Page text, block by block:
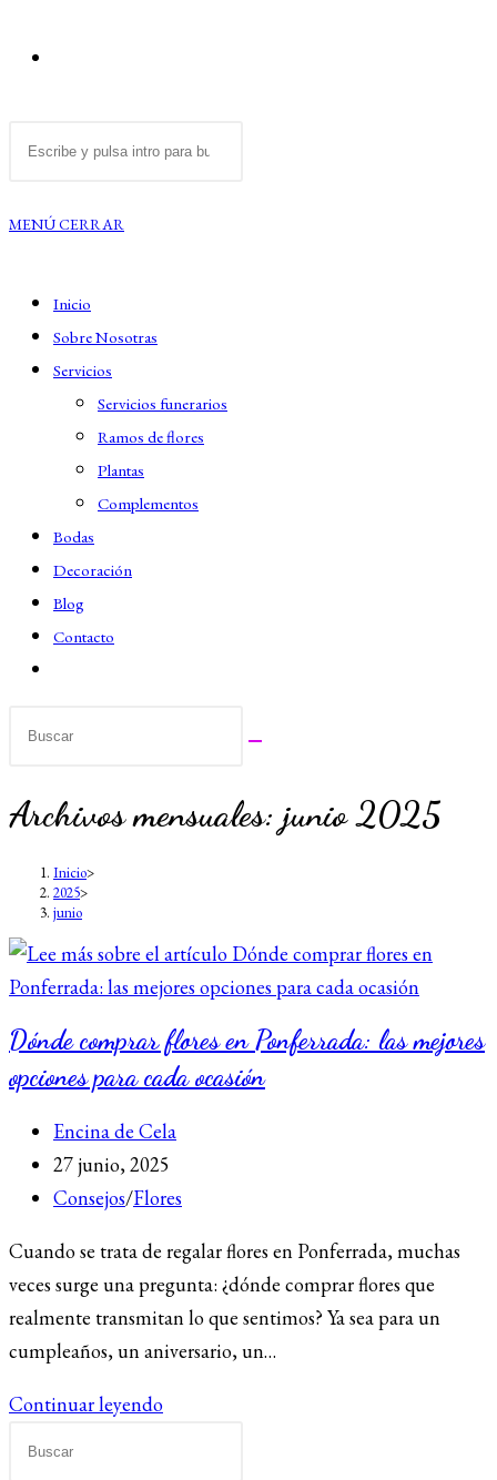
BÚSQUEDA
DE
LA
WEB
web
MENÚCERRAR
Inicio
Sobre Nosotras
Servicios
Servicios funerarios
Ramos de flores
Plantas
Complementos
Bodas
Decoración
Blog
Contacto
Archivos mensuales: junio 2025
Inicio>
2025>
junio
Dónde comprar flores en Ponferrada: las mejores
opciones para cada ocasión
Autor
de
la
Encina de Cela
Publicación
de
entrada:
27 junio, 2025
Categoría
la
entrada:
Consejos/Flores
Cuando se trata de regalar flores en Ponferrada, muchas
veces surge una pregunta: ¿dónde comprar flores que
realmente transmitan lo que sentimos? Ya sea para un
cumpleaños, un aniversario, un…
Continuar leyendoDónde